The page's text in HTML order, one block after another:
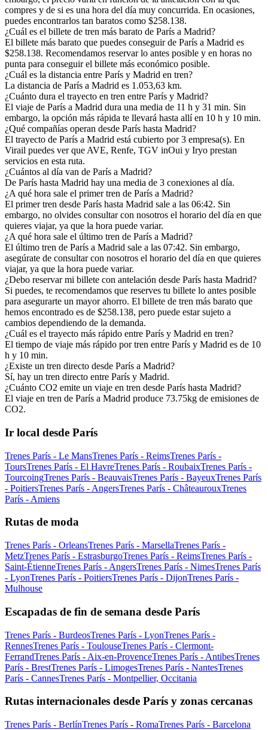
compres y de si es una hora del día muy concurrida. En ocasiones,
puedes encontrarlos tan baratos como $258.138.
¿Cuál es el billete de tren más barato de París a Madrid?
El billete más barato que puedes conseguir de París a Madrid es
$258.138. Recomendamos reservar lo antes posible y en horas no
punta para conseguir el billete más económico posible.
¿Cuál es la distancia entre París y Madrid en tren?
La distancia de París a Madrid es 1.053,63 km.
¿Cuánto dura el trayecto en tren entre París y Madrid?
El viaje de París a Madrid dura una media de 11 h y 31 min. Sin
embargo, la opción más rápida te llevará hasta allí en 10 h y 10 min.
¿Qué compañías operan desde París hasta Madrid?
El trayecto de París a Madrid está cubierto por 3 empresa(s). En
Virail puedes ver que AVE, Renfe, TGV inOui y Iryo prestan
servicios en esta ruta.
¿Cuántos al día van de París a Madrid?
De París hasta Madrid hay una media de 3 conexiones al día.
¿A qué hora sale el primer tren de París a Madrid?
El primer tren desde París hasta Madrid sale a las 06:42. Sin
embargo, no olvides consultar con nosotros el horario del día en que
quieres viajar, ya que la hora puede variar.
¿A qué hora sale el último tren de París a Madrid?
El último tren de París a Madrid sale a las 07:42. Sin embargo,
asegúrate de consultar con nosotros el horario del día en que quieres
viajar, ya que la hora puede variar.
¿Debo reservar mi billete con antelación desde París hasta Madrid?
Si puedes, te recomendamos que reserves tu billete lo antes posible
para asegurarte un mayor ahorro. El billete de tren más barato que
hemos encontrado es de $258.138, pero puede estar sujeto a
cambios dependiendo de la demanda.
¿Cuál es el trayecto más rápido entre París y Madrid en tren?
El tiempo de viaje más rápido por tren entre París y Madrid es de 10
h y 10 min.
¿Existe un tren directo desde París a Madrid?
Sí, hay un tren directo entre París y Madrid.
¿Cuánto CO2 emite un viaje en tren desde París hasta Madrid?
El viaje en tren de París a Madrid produce 73.75kg de emisiones de
CO2.
Ir local desde París
Trenes París - Le MansTrenes París - ReimsTrenes París -
ToursTrenes París - El HavreTrenes París - RoubaixTrenes París -
TourcoingTrenes París - BeauvaisTrenes París - BayeuxTrenes París
- PoitiersTrenes París - AngersTrenes París - ChâteaurouxTrenes
París - Amiens
Rutas de moda
Trenes París - OrleansTrenes París - MarsellaTrenes París -
MetzTrenes París - EstrasburgoTrenes París - ReimsTrenes París -
Saint-ÉtienneTrenes París - AngersTrenes París - NimesTrenes París
- LyonTrenes París - PoitiersTrenes París - DijonTrenes París -
Mulhouse
Escapadas de fin de semana desde París
Trenes París - BurdeosTrenes París - LyonTrenes París -
RennesTrenes París - ToulouseTrenes París - Clermont-
FerrandTrenes París - Aix-en-ProvenceTrenes París - AntibesTrenes
París - BrestTrenes París - LimogesTrenes París - NantesTrenes
París - CannesTrenes París - Montpellier, Occitania
Rutas internacionales desde París y zonas cercanas
Trenes París - BerlínTrenes París - RomaTrenes París - Barcelona